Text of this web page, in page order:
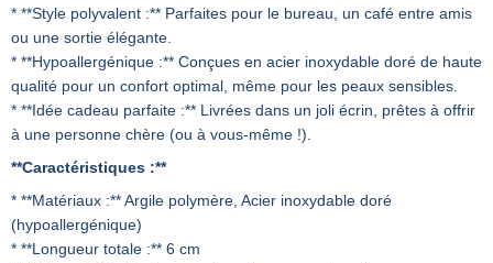
* **Style polyvalent :** Parfaites pour le bureau, un café entre amis
ou une sortie élégante.
* **Hypoallergénique :** Conçues en acier inoxydable doré de haute
qualité pour un confort optimal, même pour les peaux sensibles.
* **Idée cadeau parfaite :** Livrées dans un joli écrin, prêtes à offrir
à une personne chère (ou à vous-même !).
**Caractéristiques :**
* **Matériaux :** Argile polymère, Acier inoxydable doré
(hypoallergénique)
* **Longueur totale :** 6 cm